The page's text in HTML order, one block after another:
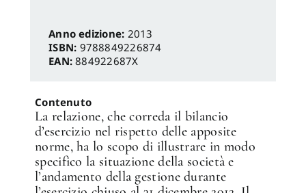
Anno edizione: 2013
ISBN: 9788849226874
EAN:884922687X
Contenuto
La relazione, che correda il bilancio
d’esercizio nel rispetto delle apposite
norme, ha lo scopo di illustrare in modo
specifico la situazione della società e
l’andamento della gestione durante